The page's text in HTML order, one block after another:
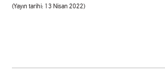
(Yayın tarihi: 13 Nisan 2022)